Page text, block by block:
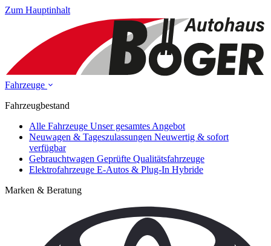
Zum Hauptinhalt
Fahrzeuge
Fahrzeugbestand
Alle Fahrzeuge Unser gesamtes Angebot
Neuwagen & Tageszulassungen Neuwertig & sofort
verfügbar
Gebrauchtwagen Geprüfte Qualitätsfahrzeuge
Elektrofahrzeuge E-Autos & Plug-In Hybride
Marken & Beratung